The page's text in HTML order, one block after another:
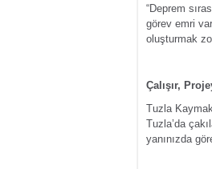
“Deprem
görev emri
oluşturmak
Çalışır,
Tuzla
Tuzla’da
yanınızda